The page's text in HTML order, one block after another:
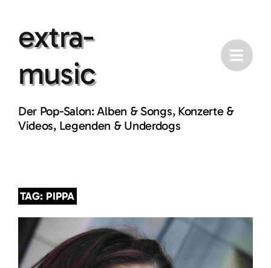
contentextra-
music
Der Pop-Salon: Alben & Songs, Konzerte &
Videos, Legenden & Underdogs
TAG: PIPPA